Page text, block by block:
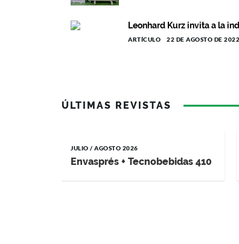
Leonhard Kurz invita a la
ARTÍCULO 22 DE AGOSTO DE 2022
ÚLTIMAS REVISTAS
JULIO / AGOSTO 2026
Envasprés + Tecnobebidas 410